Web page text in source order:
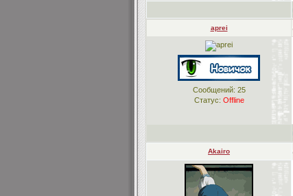
aprei
Сообщений: 25
Статус: Offline
Akairo